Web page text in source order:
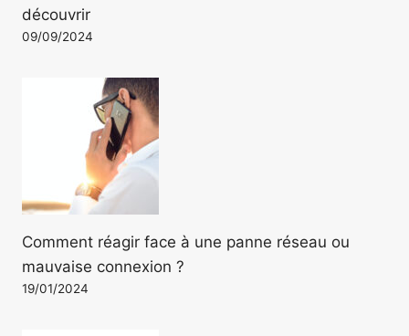
découvrir
09/09/2024
Comment réagir face à une panne réseau ou
mauvaise connexion ?
19/01/2024